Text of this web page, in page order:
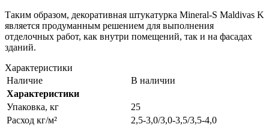
Таким образом, декоративная штукатурка Mineral-S Maldivas K
является продуманным решением для выполнения
отделочных работ, как внутри помещений, так и на фасадах
зданий.
Характеристики
Наличие
В наличии
Характеристики
Упаковка, кг
25
Расход кг/м²
2,5-3,0/3,0-3,5/3,5-4,0